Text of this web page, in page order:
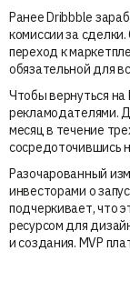
Ранее Dribbble
комиссии за
переход к
обязательной для
Чтобы вернуться
рекламодателями.
месяц в течение
сосредоточившись
Разочарованный
инвесторами о
подчеркивает, что
ресурсом для
и создания. MVP